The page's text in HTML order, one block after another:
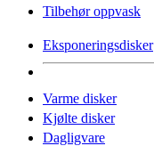
Tilbehør oppvask
Eksponeringsdisker
Varme disker
Kjølte disker
Dagligvare